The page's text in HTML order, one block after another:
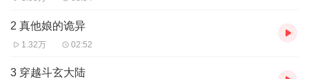
2 真他娘的诡异
1.32万 02:52
3 穿越斗玄大陆